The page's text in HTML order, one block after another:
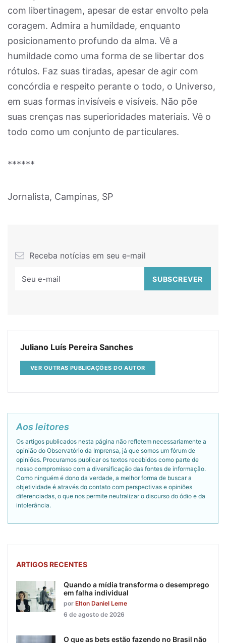
com libertinagem, apesar de estar envolto pela
coragem. Admira a humildade, enquanto
posicionamento profundo da alma. Vê a
humildade como uma forma de se libertar dos
rótulos. Faz suas tiradas, apesar de agir com
concórdia e respeito perante o todo, o Universo,
em suas formas invisíveis e visíveis. Não põe
suas crenças nas superioridades materiais. Vê o
todo como um conjunto de particulares.
******
Jornalista, Campinas, SP
Receba notícias em seu e-mail
Juliano Luís Pereira Sanches
VER OUTRAS PUBLICAÇÕES DO AUTOR
Aos leitores
Os artigos publicados nesta página não refletem necessariamente a
opinião do Observatório da Imprensa, já que somos um fórum de
opiniões. Procuramos publicar os textos recebidos como parte de
nosso compromisso com a diversificação das fontes de informação.
Como ninguém é dono da verdade, a melhor forma de buscar a
objetividade é através do contato com perspectivas e opiniões
diferenciadas, o que nos permite neutralizar o discurso do ódio e da
intolerância.
ARTIGOS RECENTES
Quando a mídia transforma o desemprego
em falha individual
por Elton Daniel Leme
6 de agosto de 2026
O que as bets estão fazendo no Brasil não